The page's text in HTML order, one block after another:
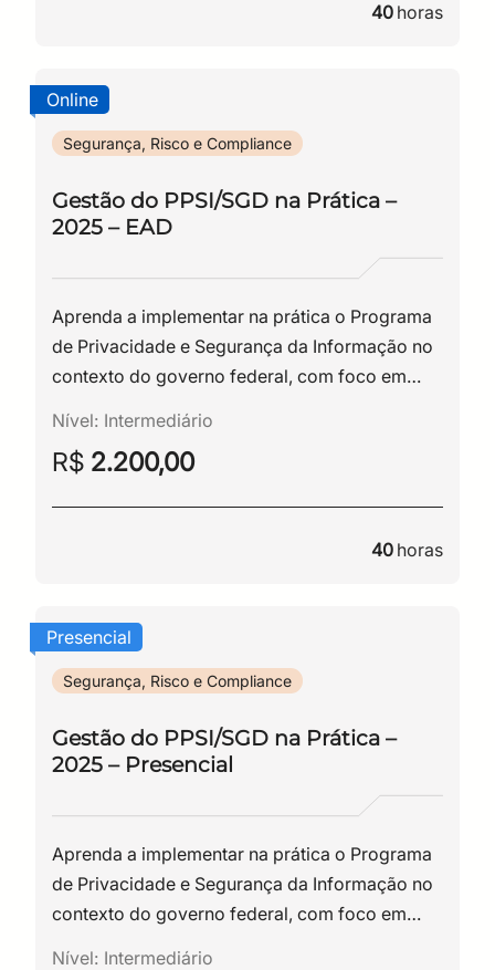
40 horas
Online
Segurança, Risco e Compliance
Gestão do PPSI/SGD na Prática –
2025 – EAD
Aprenda a implementar na prática o Programa
de Privacidade e Segurança da Informação no
contexto do governo federal, com foco em
Nível: Intermediário
R$ 2.200,00
40 horas
Presencial
Segurança, Risco e Compliance
Gestão do PPSI/SGD na Prática –
2025 – Presencial
Aprenda a implementar na prática o Programa
de Privacidade e Segurança da Informação no
contexto do governo federal, com foco em
Nível: Intermediário